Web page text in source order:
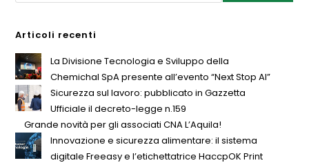
Articoli recenti
La Divisione Tecnologia e Sviluppo della
Chemichal SpA presente all’evento “Next Stop AI”
Sicurezza sul lavoro: pubblicato in Gazzetta
Ufficiale il decreto-legge n.159
Grande novità per gli associati CNA L’Aquila!
Innovazione e sicurezza alimentare: il sistema
digitale Freeasy e l’etichettatrice HaccpOK Print